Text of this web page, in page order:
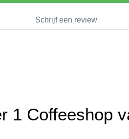
Schrijf een review
1 Coffeeshop